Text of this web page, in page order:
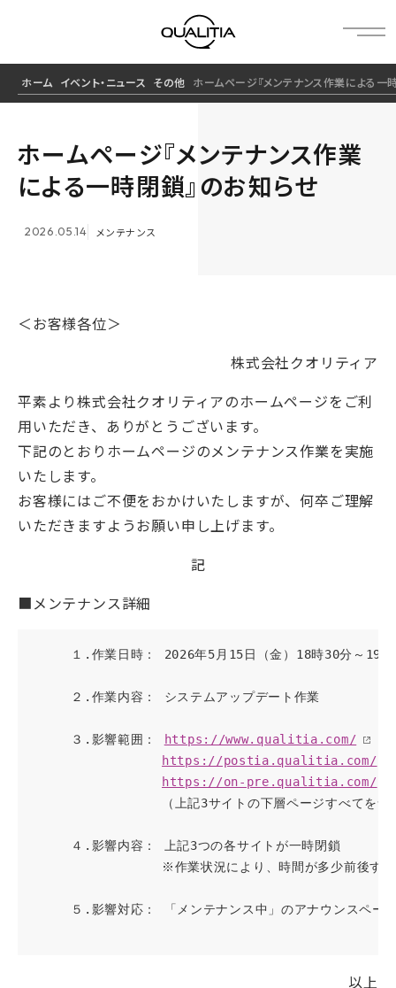
ホーム イベント・ニュース その他 ホームページ『メンテナンス作業による一
ホームページ『メンテナンス作業
による一時閉鎖』のお知らせ
2026.05.14 メンテナンス
＜お客様各位＞
株式会社クオリティア
平素より株式会社クオリティアのホームページをご利
用いただき、ありがとうございます。
下記のとおりホームページのメンテナンス作業を実施
いたします。
お客様にはご不便をおかけいたしますが、何卒ご理解
いただきますようお願い申し上げます。
記
■メンテナンス詳細
１.作業日時： 2026年5月15日（金）18時30分～19時
２.作業内容： システムアップデート作業
３.影響範囲：
https://www.qualitia.com/
https://postia.qualitia.com/
https://on-pre.qualitia.com/
（上記3サイトの下層ページすべてを含
４.影響内容： 上記3つの各サイトが一時閉鎖
※作業状況により、時間が多少前後する場合
５.影響対応： 「メンテナンス中」のアナウンスページ
以上